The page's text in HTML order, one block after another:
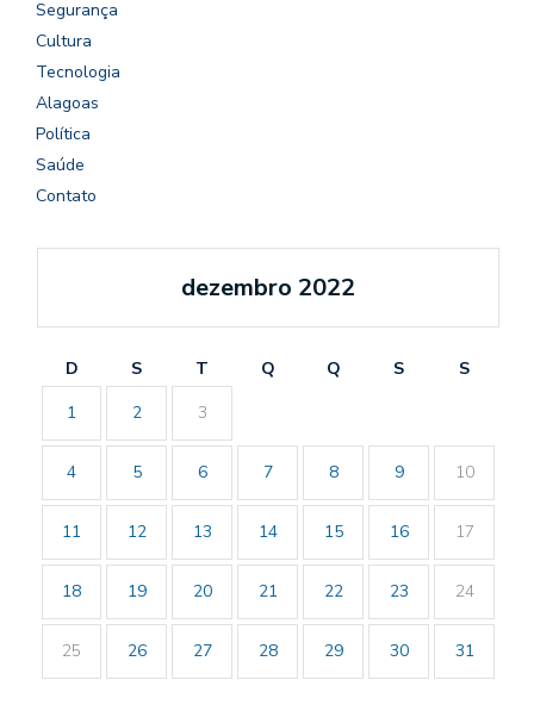
Segurança
Cultura
Tecnologia
Alagoas
Política
Saúde
Contato
dezembro 2022
D S T Q Q S
S
1
2 3
4 5 6 7 8 9 10
11 12 13 14 15 16 17
18 19 20 21 22 23 24
25 26 27 28 29 30 31